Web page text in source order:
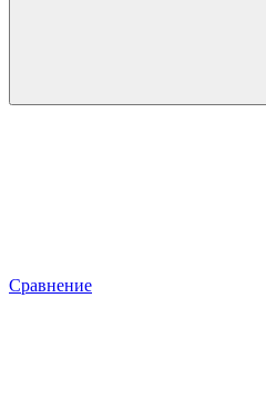
Сравнение